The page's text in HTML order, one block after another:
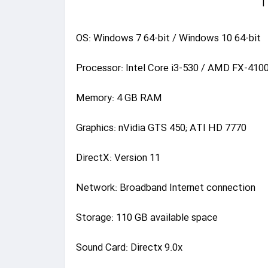
OS: Windows 7 64-bit / Windows 10 64-bit
Processor: Intel Core i3-530 / AMD FX-
Memory: 4 GB RAM
Graphics: nVidia GTS 450; ATI HD 7770
DirectX: Version 11
Network: Broadband Internet connection
Storage: 110 GB available space
Sound Card: Directx 9.0x